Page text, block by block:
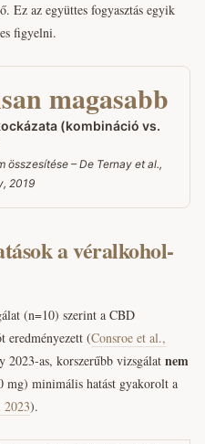
Ez az együttes fogyasztás egyik
figyelni.
magasabb
(kombináció vs.
összesítése – De Ternay et al.,
2019
a véralkohol-
(n=10) szerint a CBD
eredményezett (Consroe et al.,
2023-as, korszerűbb vizsgálat nem
mg) minimális hatást gyakorolt a
).